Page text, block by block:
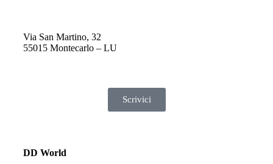
Via San Martino, 32
55015 Montecarlo – LU
Scrivici
DD World